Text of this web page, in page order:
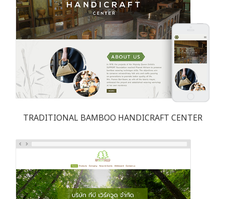
TRADITIONAL BAMBOO HANDICRAFT CENTER